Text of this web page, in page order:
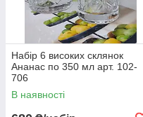
Набір 6 високих склянок
Ананас по 350 мл арт. 102-
706
В наявності